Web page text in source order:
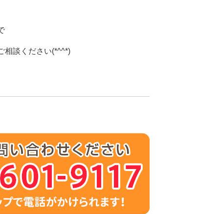
相談ください(*^^*)